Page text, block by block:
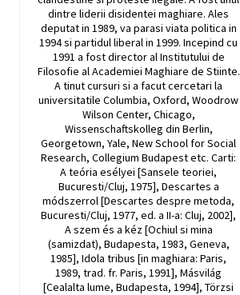
dintre liderii disidentei maghiare. Ales
deputat in 1989, va parasi viata politica in
1994 si partidul liberal in 1999. Incepind cu
1991 a fost director al Institutului de
Filosofie al Academiei Maghiare de Stiinte.
A tinut cursuri si a facut cercetari la
universitatile Columbia, Oxford, Woodrow
Wilson Center, Chicago,
Wissenschaftskolleg din Berlin,
Georgetown, Yale, New School for Social
Research, Collegium Budapest etc. Carti:
A teória esélyei [Sansele teoriei,
Bucuresti/Cluj, 1975], Descartes a
módszerrol [Descartes despre metoda,
Bucuresti/Cluj, 1977, ed. a II-a: Cluj, 2002],
A szem és a kéz [Ochiul si mina
(samizdat), Budapesta, 1983, Geneva,
1985], Idola tribus [in maghiara: Paris,
1989, trad. fr. Paris, 1991], Másvilág
[Cealalta lume, Budapesta, 1994], Törzsi